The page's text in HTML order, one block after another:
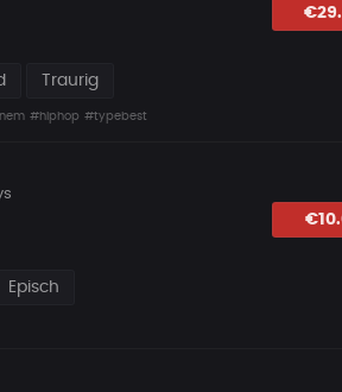
Traurig
#hiphop #typebest
Episch